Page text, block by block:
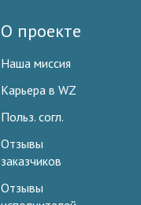
О проекте
Наша миссия
Карьера в WZ
Польз. согл.
Отзывы
заказчиков
Отзывы